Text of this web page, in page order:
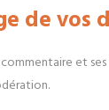
de vos
commentaire et